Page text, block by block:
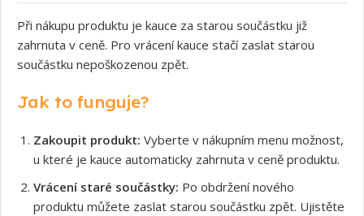
Při nákupu produktu je kauce za starou součástku již
zahrnuta v ceně. Pro vrácení kauce stačí zaslat starou
součástku nepoškozenou zpět.
Jak to funguje?
Zakoupit produkt: Vyberte v nákupním menu možnost,
u které je kauce automaticky zahrnuta v ceně produktu.
Vrácení staré součástky: Po obdržení nového
produktu můžete zaslat starou součástku zpět. Ujistěte